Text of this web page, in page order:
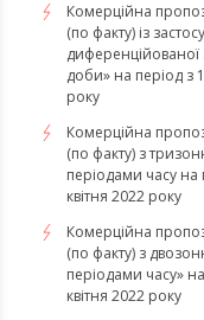
Комерційна
(по факту) із
доби» на період з
року
Комерційна
(по факту) з
періодами часу на
квітня 2022 року
Комерційна
(по факту) з
періодами часу»
квітня 2022 року